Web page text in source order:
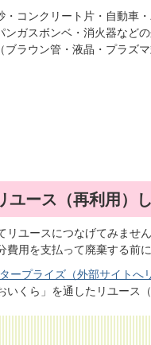
コンクリート片・自動車
ガスボンベ・消火器など
ラウン管・液晶・プラズ
ユース（再利用）
ユースにつなげてみませ
用を支払って廃棄する前
ープライズ（外部サイトへ
くら」を通したリユース